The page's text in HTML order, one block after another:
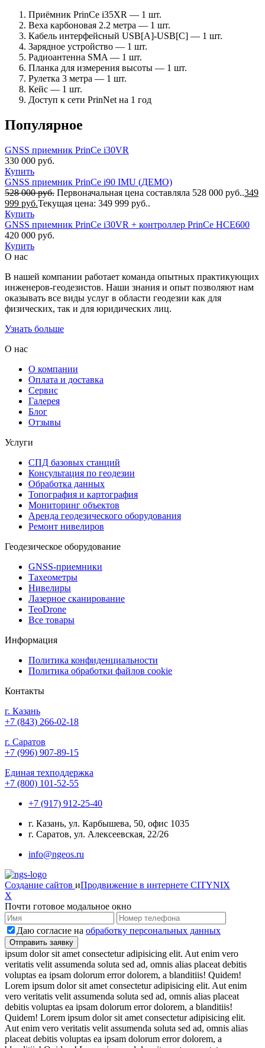
Приёмник PrinCe i35XR — 1 шт.
Веха карбоновая 2.2 метра — 1 шт.
Кабель интерфейсный USB[A]-USB[C] — 1 шт.
Зарядное устройство — 1 шт.
Радиоантенна SMA — 1 шт.
Планка для измерения высоты — 1 шт.
Рулетка 3 метра — 1 шт.
Кейс — 1 шт.
Доступ к сети PrinNet на 1 год
Популярное
GNSS приемник PrinCe i30VR
330 000 руб.
Купить
GNSS приемник PrinCe i90 IMU (ДЕМО)
528 000руб. Первоначальная цена составляла 528 000 руб..349
999 руб.Текущая цена: 349 999 руб..
Купить
GNSS приемник PrinCe i30VR + контроллер PrinCe HCE600
420 000 руб.
Купить
О нас
В нашей компании работает команда опытных практикующих
инженеров-геодезистов. Наши знания и опыт позволяют нам
оказывать все виды услуг в области геодезии как для
физических, так и для юридических лиц.
Узнать больше
О нас
О компании
Оплата и доставка
Сервис
Галерея
Блог
Отзывы
Услуги
СПД базовых станций
Консультация по геодезии
Обработка данных
Топография и картография
Мониторинг объектов
Аренда геодезического оборудования
Ремонт нивелиров
Геодезическое оборудование
GNSS-приемники
Тахеометры
Нивелиры
Лазерное сканирование
TeoDrone
Все товары
Информация
Политика конфиденциальности
Политика обработки файлов cookie
Контакты
г. Казань
+7 (843) 266-02-18
г. Саратов
+7 (996) 907-89-15
Единая техподдержка
+7 (800) 101-52-55
+7 (917) 912-25-40
г. Казань, ул. Карбышева, 50, офис 1035
г. Саратов, ул. Алексеевская, 22/26
info@ngeos.ru
Создание сайтов иПродвижение в интернете CITYNIX
X
Почти готовое модальное окно
Даю согласие на обработку персональных данных
ipsum dolor sit amet consectetur adipisicing elit. Aut enim vero
veritatis velit assumenda soluta sed ad, omnis alias placeat debitis
voluptas ea ipsam dolorum error dolorem, a blanditiis! Quidem!
Lorem ipsum dolor sit amet consectetur adipisicing elit. Aut enim
vero veritatis velit assumenda soluta sed ad, omnis alias placeat
debitis voluptas ea ipsam dolorum error dolorem, a blanditiis!
Quidem! Lorem ipsum dolor sit amet consectetur adipisicing elit.
Aut enim vero veritatis velit assumenda soluta sed ad, omnis alias
placeat debitis voluptas ea ipsam dolorum error dolorem, a